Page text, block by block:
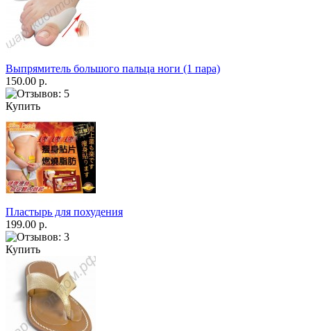
Выпрямитель большого пальца ноги (1 пара)
150.00 р.
Купить
Пластырь для похудения
199.00 р.
Купить